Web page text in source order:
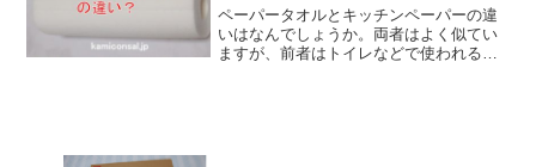
ペーパータオルとキッチンペーパーの違
いはなんでしょうか。両者はよく似てい
ますが、前者はトイレなどで使われるた